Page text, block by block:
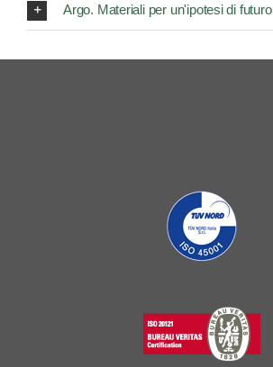
Argo. Materiali per un'ipotesi di futuro